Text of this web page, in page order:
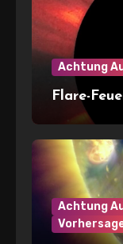
Achtung
Flare-
Achtung